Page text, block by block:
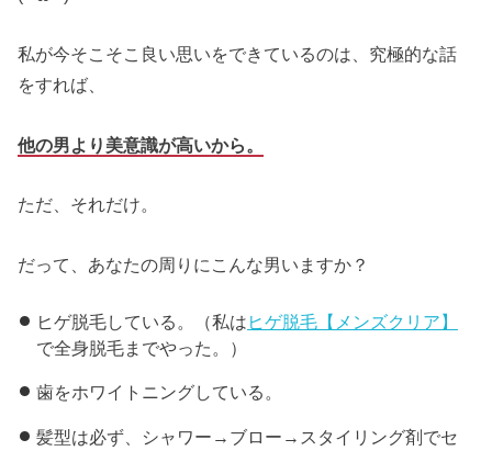
私が今そこそこ良い思いをできているのは、究極的な話
をすれば、
他の男より美意識が高いから。
ただ、それだけ。
だって、あなたの周りにこんな男いますか？
ヒゲ脱毛している。（私は ヒゲ脱毛【メンズクリア】
で全身脱毛までやった。）
歯をホワイトニングしている。
髪型は必ず、シャワー→ブロー→スタイリング剤でセ